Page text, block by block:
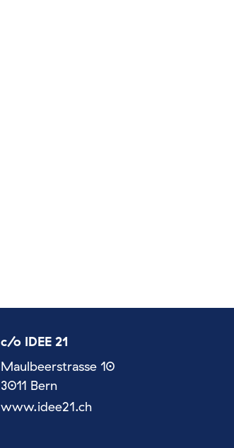
c/o IDEE 21
Maulbeerstrasse 10
3011 Bern
www.idee21.ch